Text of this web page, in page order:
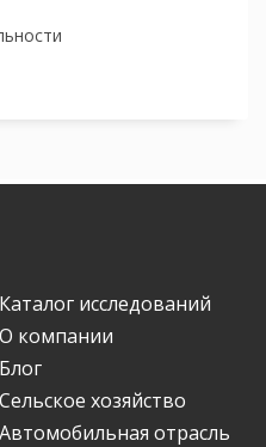
Каталог исследований
О компании
Блог
Сельское хозяйство
Автомобильная отрасль